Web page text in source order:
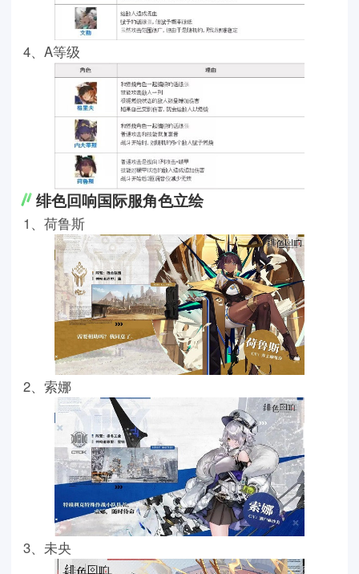
4、A等级
绯色回响国际服角色立绘
1、荷鲁斯
2、索娜
3、未央